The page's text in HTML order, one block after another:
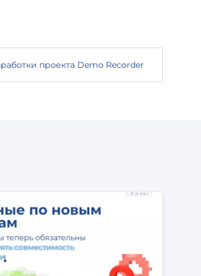
проекта Demo Recorder